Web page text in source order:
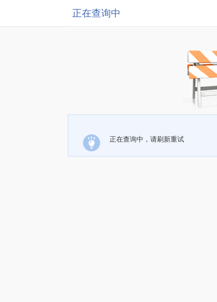
正在查询中
正在查询中，请刷新重试